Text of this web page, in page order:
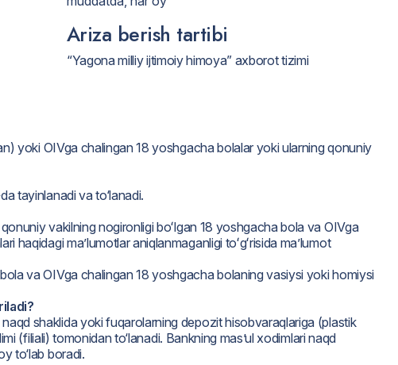
Ariza berish tartibi
“Yagona milliy ijtimoiy himoya” axborot tizimi
yoki OIVga chalingan 18 yoshgacha bolalar yoki ularning qonuniy
tayinlanadi va to‘lanadi.
vakilning nogironligi boʻlgan 18 yoshgacha bola va OIVga
haqidagi ma’lumotlar aniqlanmaganligi toʻgʻrisida ma’lumot
va OIVga chalingan 18 yoshgacha bolaning vasiysi yoki homiysi
shaklida yoki fuqarolarning depozit hisobvaraqlariga (plastik
(filiali) tomonidan to‘lanadi. Bankning mas’ul xodimlari naqd
to‘lab boradi.